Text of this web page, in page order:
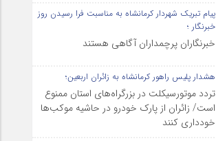
پیام تبریک شهردار کرمانشاه به مناسبت فرا رسیدن روز
خبرنگار ؛
خبرنگاران پرچمداران آگاهی هستند
هشدار پلیس راهور کرمانشاه به زائران اربعین؛
تردد موتورسیکلت در بزرگراه‌های استان ممنوع
است/ زائران از پارک خودرو در حاشیه موکب‌ها
خودداری کنند